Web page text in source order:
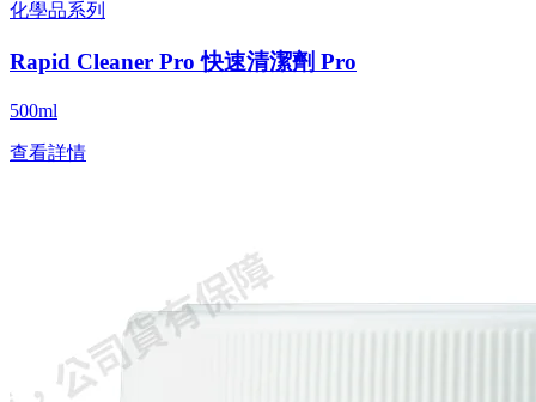
化學品系列
Rapid Cleaner Pro 快速清潔劑 Pro
500ml
查看詳情